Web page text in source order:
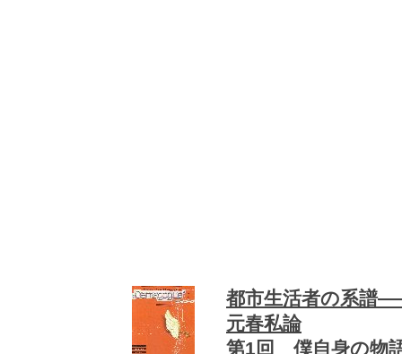
都市生活者の系譜
元春私論
第1回 僕自身の物